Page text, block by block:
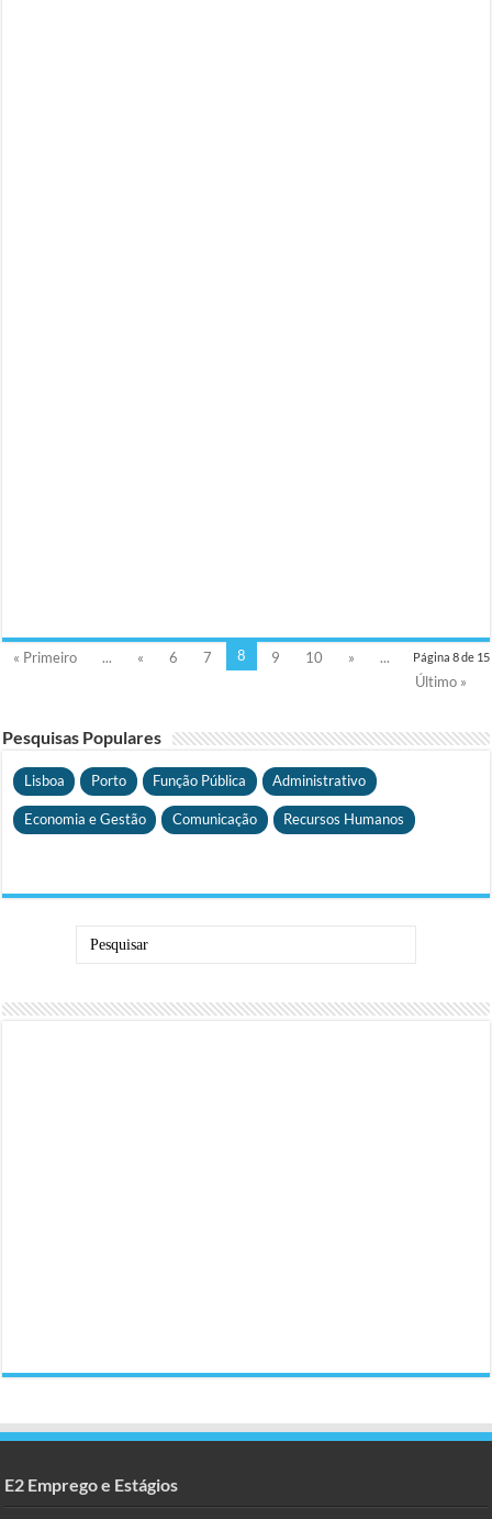
Página 8 de 15
« Primeiro ... « 6 7 8 9 10 »
...
Último »
Pesquisas Populares
Lisboa Porto Função Pública Administrativo
Economia e Gestão Comunicação Recursos Humanos
E2 Emprego e Estágios